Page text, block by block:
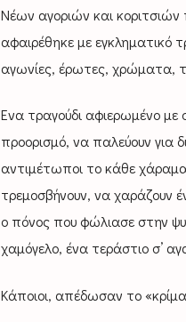
Νέων αγοριών και κοριτσιών
αφαιρέθηκε με εγκληματικό
αγωνίες, έρωτες, χρώματα,
Ένα τραγούδι αφιερωμένο
προορισμό, να παλεύουν για
αντιμέτωποι το κάθε
τρεμοσβήνουν, να χαράζουν
ο πόνος που φώλιασε στην
χαμόγελο, ένα τεράστιο σ’
Κάποιοι, απέδωσαν το